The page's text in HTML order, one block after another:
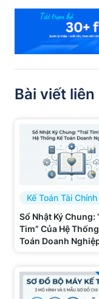
Bài viết liên
Kế Toán Tài Chính
Sổ Nhật Ký Chung:
Tim” Của Hệ
Toán Doanh